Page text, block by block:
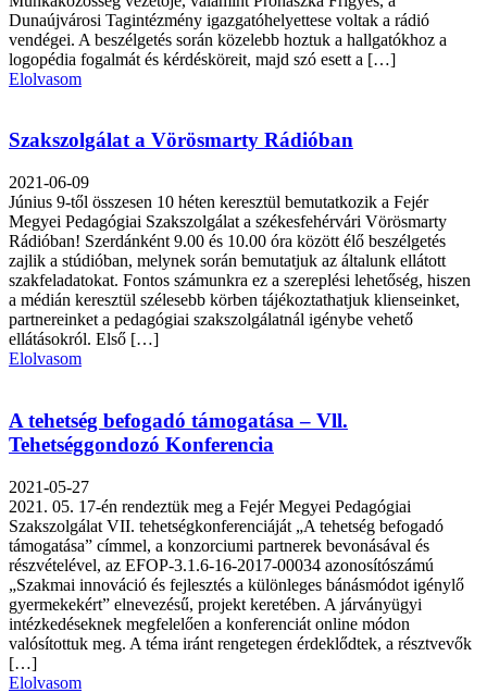
Dunaújvárosi Tagintézmény igazgatóhelyettese voltak a rádió
vendégei. A beszélgetés során közelebb hoztuk a hallgatókhoz a
logopédia fogalmát és kérdésköreit, majd szó esett a […]
Elolvasom
Szakszolgálat a Vörösmarty Rádióban
2021-06-09
Június 9-től összesen 10 héten keresztül bemutatkozik a Fejér
Megyei Pedagógiai Szakszolgálat a székesfehérvári Vörösmarty
Rádióban! Szerdánként 9.00 és 10.00 óra között élő beszélgetés
zajlik a stúdióban, melynek során bemutatjuk az általunk ellátott
szakfeladatokat. Fontos számunkra ez a szereplési lehetőség, hiszen
a médián keresztül szélesebb körben tájékoztathatjuk klienseinket,
partnereinket a pedagógiai szakszolgálatnál igénybe vehető
ellátásokról. Első […]
Elolvasom
A tehetség befogadó támogatása – Vll.
Tehetséggondozó Konferencia
2021-05-27
2021. 05. 17-én rendeztük meg a Fejér Megyei Pedagógiai
Szakszolgálat VII. tehetségkonferenciáját „A tehetség befogadó
támogatása” címmel, a konzorciumi partnerek bevonásával és
részvételével, az EFOP-3.1.6-16-2017-00034 azonosítószámú
„Szakmai innováció és fejlesztés a különleges bánásmódot igénylő
gyermekekért” elnevezésű, projekt keretében. A járványügyi
intézkedéseknek megfelelően a konferenciát online módon
valósítottuk meg. A téma iránt rengetegen érdeklődtek, a résztvevők
[…]
Elolvasom